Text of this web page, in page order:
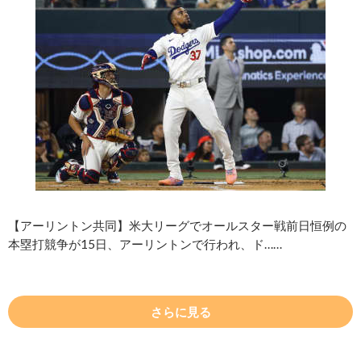
【アーリントン共同】米大リーグでオールスター戦前日恒例の
本塁打競争が15日、アーリントンで行われ、ド……
さらに見る